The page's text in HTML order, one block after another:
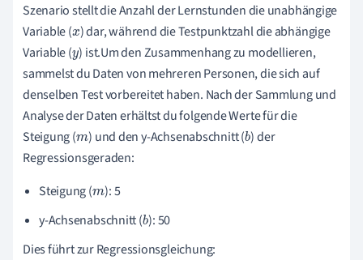
Szenario stellt die Anzahl der Lernstunden die unabhängige
Variable (x) dar, während die Testpunktzahl die abhängige
Variable (y) ist.Um den Zusammenhang zu modellieren,
sammelst du Daten von mehreren Personen, die sich auf
denselben Test vorbereitet haben. Nach der Sammlung und
Analyse der Daten erhältst du folgende Werte für die
Steigung (m) und den y-Achsenabschnitt (b) der
Regressionsgeraden:
Steigung (m): 5
y-Achsenabschnitt (b): 50
Dies führt zur Regressionsgleichung: